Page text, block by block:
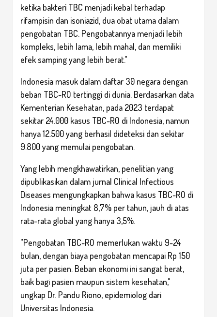
ketika bakteri TBC menjadi kebal terhadap
rifampisin dan isoniazid, dua obat utama dalam
pengobatan TBC. Pengobatannya menjadi lebih
kompleks, lebih lama, lebih mahal, dan memiliki
efek samping yang lebih berat."
Indonesia masuk dalam daftar 30 negara dengan
beban TBC-RO tertinggi di dunia. Berdasarkan data
Kementerian Kesehatan, pada 2023 terdapat
sekitar 24.000 kasus TBC-RO di Indonesia, namun
hanya 12.500 yang berhasil dideteksi dan sekitar
9.800 yang memulai pengobatan.
Yang lebih mengkhawatirkan, penelitian yang
dipublikasikan dalam jurnal Clinical Infectious
Diseases mengungkapkan bahwa kasus TBC-RO di
Indonesia meningkat 8,7% per tahun, jauh di atas
rata-rata global yang hanya 3,5%.
"Pengobatan TBC-RO memerlukan waktu 9-24
bulan, dengan biaya pengobatan mencapai Rp 150
juta per pasien. Beban ekonomi ini sangat berat,
baik bagi pasien maupun sistem kesehatan,"
ungkap Dr. Pandu Riono, epidemiolog dari
Universitas Indonesia.